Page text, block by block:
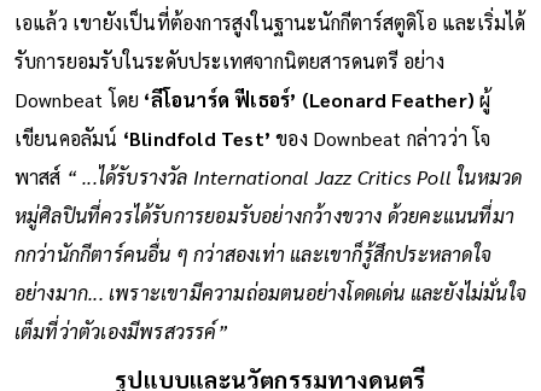
อินทรีในวงการดนตรี นอกจากการแสดงประจำที่ไนท์คลับในแอล
เอแล้ว เขายังเป็นที่ต้องการสูงในฐานะนักกีตาร์สตูดิโอ และเริ่มได้
รับการยอมรับในระดับประเทศจากนิตยสารดนตรี อย่าง
Downbeat โดย‘ลีโอนาร์ด ฟีเธอร์’ (Leonard Feather)ผู้
เขียนคอลัมน์‘Blindfold Test’ของ Downbeat กล่าวว่า โจ
พาสส์“ ...ได้รับรางวัล International Jazz Critics Poll ในหมวด
หมู่ศิลปินที่ควรได้รับการยอมรับอย่างกว้างขวาง ด้วยคะแนนที่มา
กกว่านักกีตาร์คนอื่น ๆ กว่าสองเท่า และเขาก็รู้สึกประหลาดใจ
อย่างมาก... เพราะเขามีความถ่อมตนอย่างโดดเด่น และยังไม่มั่นใจ